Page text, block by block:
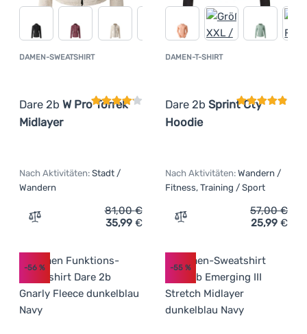
DAMEN-SWEATSHIRT
Dare 2b W Pro Torrek
Midlayer
Kundenbewertung
Nach Aktivitäten: Stadt /
Wandern
Zum Vergleich 'Damen-Sweatshirt Dare 2b W Pro
81,00€
35,99 €
DAMEN-T-SHIRT
Dare 2b Sprint Cty
Hoodie
Nach Aktivitäten: Wandern /
Fitness, Training / Sport
Zum Vergleich 'Damen-
57,00€
25,99 €
-56 % -55%